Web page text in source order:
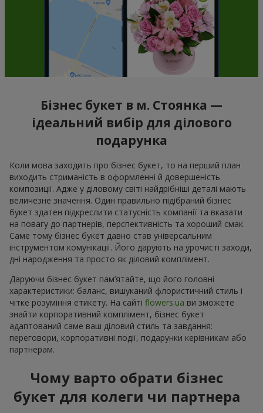
Бізнес букет в м. Стоянка —
ідеальний вибір для ділового
подарунка
Коли мова заходить про бізнес букет, то на перший план
виходить стриманість в оформленні й довершеність
композиції. Адже у діловому світі найдрібніші деталі мають
величезне значення. Один правильно підібраний бізнес
букет здатен підкреслити статусність компанії та вказати
на повагу до партнерів, перспективність та хороший смак.
Саме тому бізнес букет давно став універсальним
інструментом комунікації. Його дарують на урочисті заходи,
дні народження та просто як діловий комплімент.
Даруючи бізнес букет пам’ятайте, що його головні
характеристики: баланс, вишуканий флористичний стиль і
чітке розуміння етикету. На сайті flowers.ua ви зможете
знайти корпоративний комплімент, бізнес букет
адаптований саме ваш діловий стиль та завдання:
переговори, корпоративні події, подарунки керівникам або
партнерам.
Чому варто обрати бізнес
букет для колеги чи партнера